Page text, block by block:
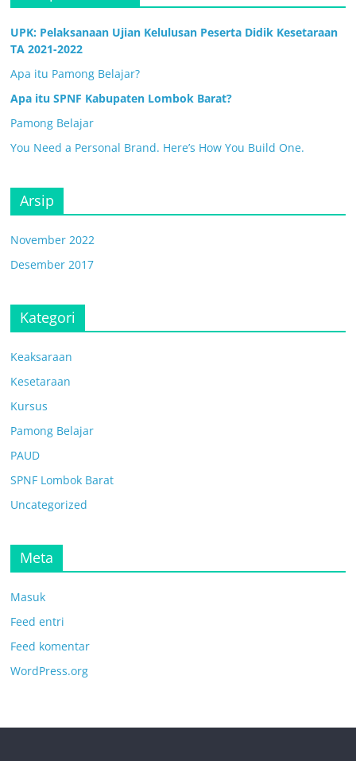
UPK: Pelaksanaan Ujian Kelulusan Peserta Didik Kesetaraan
TA 2021-2022
Apa itu Pamong Belajar?
Apa itu SPNF Kabupaten Lombok Barat?
Pamong Belajar
You Need a Personal Brand. Here’s How You Build One.
Arsip
November 2022
Desember 2017
Kategori
Keaksaraan
Kesetaraan
Kursus
Pamong Belajar
PAUD
SPNF Lombok Barat
Uncategorized
Meta
Masuk
Feed entri
Feed komentar
WordPress.org